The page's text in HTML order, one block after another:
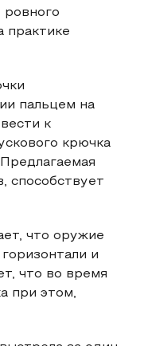
ровного
практике
пальцем на
к
крючка
способствует
что оружие
и
что во время
при этом,